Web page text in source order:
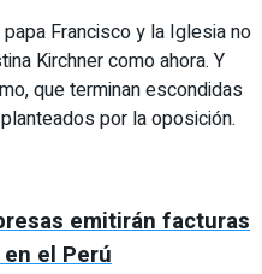
Francisco y la Iglesia no
Kirchner como ahora. Y
que terminan escondidas
por la oposición.
emitirán facturas
el Perú